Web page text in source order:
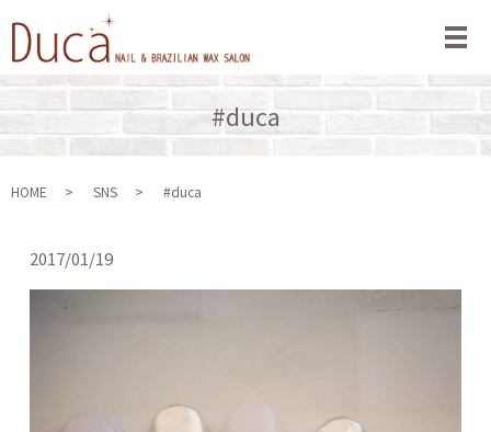
メ
#duca
HOME SNS #duca
2017/01/19